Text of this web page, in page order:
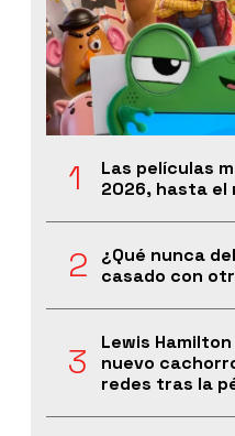
Las películas
2026, hasta el
¿Qué nunca
casado con
Lewis
nuevo
redes tras la